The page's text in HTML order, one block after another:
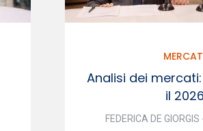
Analisi dei mercati:
il 2026
FEDERICA DE